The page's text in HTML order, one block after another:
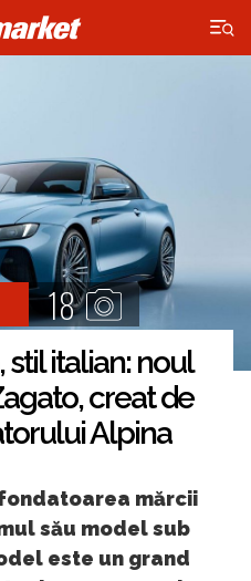
×
18
italian: noul
creat de
Alpina
mărcii
său model sub
este un grand